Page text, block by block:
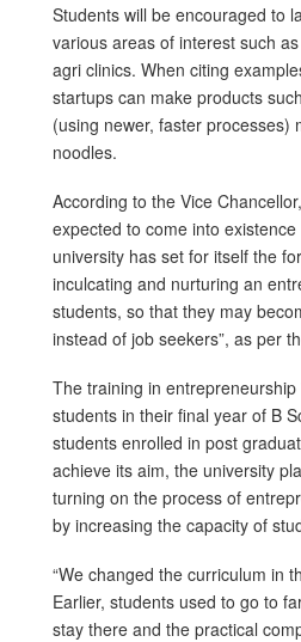
Students will be encouraged to
various areas of interest such
agri clinics. When citing
startups can make products
(using newer, faster processes)
noodles.
According to the Vice
expected to come into
university has set for itself the
inculcating and nurturing an
students, so that they may
instead of job seekers”, as per
The training in
students in their final year of B
students enrolled in post
achieve its aim, the university
turning on the process of
by increasing the capacity of
“We changed the curriculum in
Earlier, students used to go to
stay there and the practical